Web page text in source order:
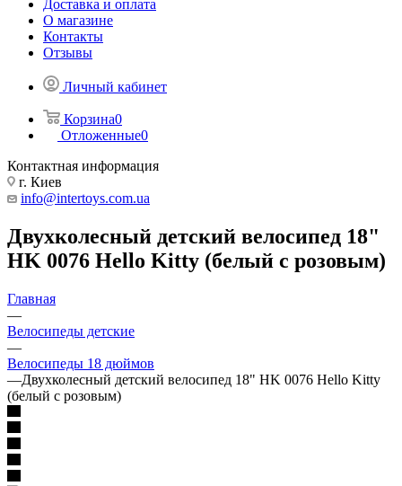
Доставка и оплата
О магазине
Контакты
Отзывы
Личный кабинет
Корзина0
Отложенные0
Контактная информация
г. Киев
info@intertoys.com.ua
Двухколесный детский велосипед 18"
HK 0076 Hello Kitty (белый с розовым)
Главная
—
Велосипеды детские
—
Велосипеды 18 дюймов
—Двухколесный детский велосипед 18" HK 0076 Hello Kitty
(белый с розовым)